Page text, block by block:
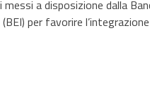
a disposizione dalla
per favorire